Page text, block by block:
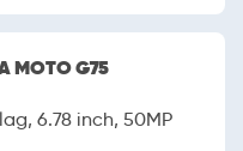
MOTO G75
6.78 inch, 50MP